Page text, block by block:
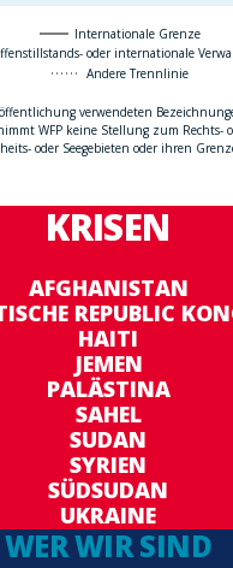
Internationale Grenze
oder internationale
Andere Trennlinie
verwendeten
WFP keine Stellung zum Rechts-
oder Seegebieten oder ihren
KRISEN
AFGHANISTAN
REPUBLIC
HAITI
JEMEN
PALÄSTINA
SAHEL
SUDAN
SYRIEN
SÜDSUDAN
UKRAINE
WER WIR SIND